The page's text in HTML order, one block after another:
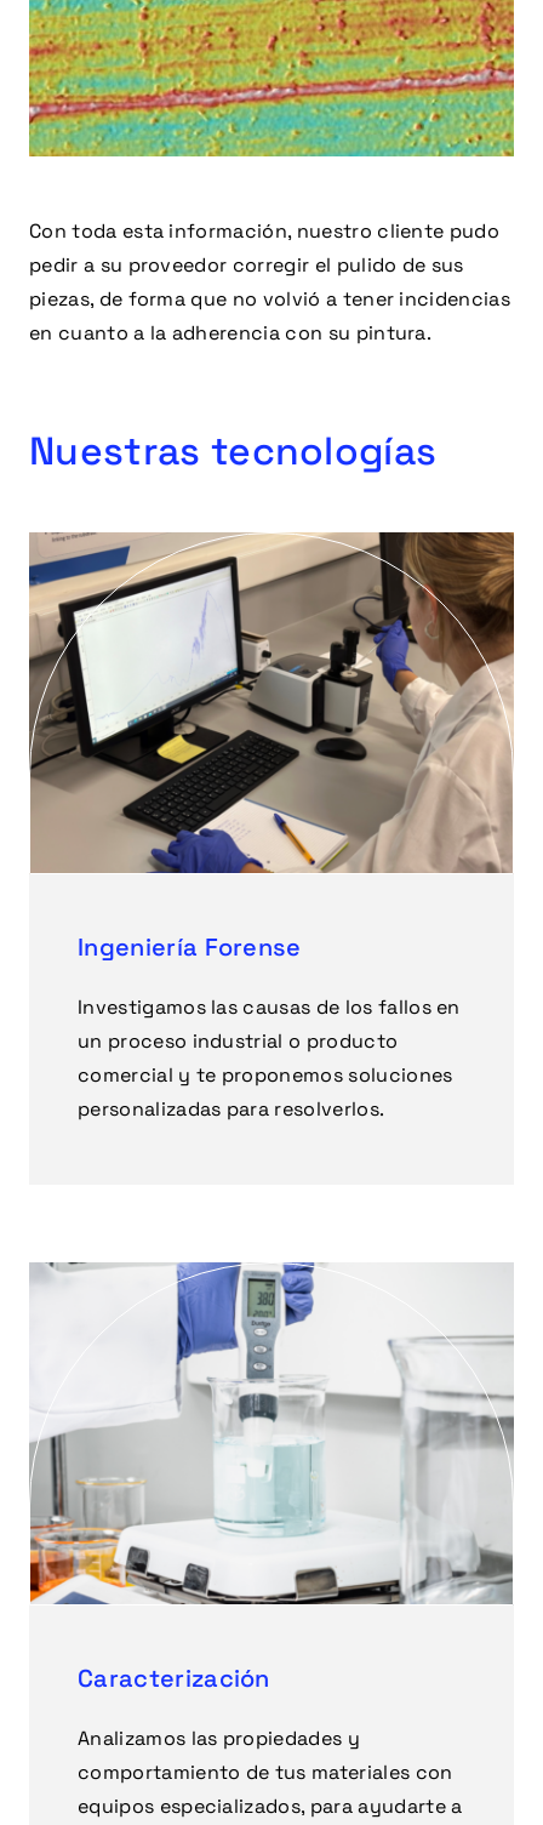
Con toda esta información, nuestro cliente pudo
pedir a su proveedor corregir el pulido de sus
piezas, de forma que no volvió a tener incidencias
en cuanto a la adherencia con su pintura.
Nuestras tecnologías
Ingeniería Forense
Investigamos las causas de los fallos en
un proceso industrial o producto
comercial y te proponemos soluciones
personalizadas para resolverlos.
Caracterización
Analizamos las propiedades y
comportamiento de tus materiales con
equipos especializados, para ayudarte a